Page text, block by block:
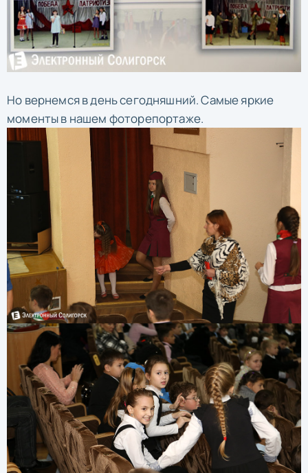
Но вернемся в день сегодняшний. Самые яркие
моменты в нашем фоторепортаже.